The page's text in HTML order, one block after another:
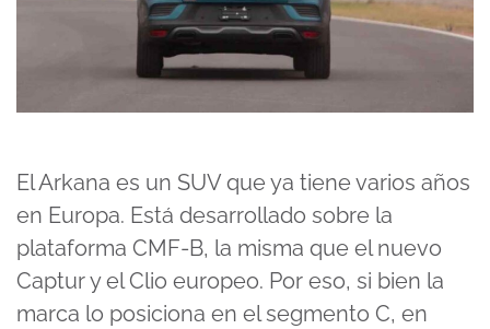
El Arkana es un SUV que ya tiene varios años
en Europa. Está desarrollado sobre la
plataforma CMF-B, la misma que el nuevo
Captur y el Clio europeo. Por eso, si bien la
marca lo posiciona en el segmento C, en